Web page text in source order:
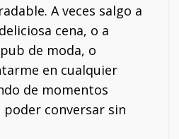
A veces salgo a
cena, o a
de moda, o
en cualquier
de momentos
conversar sin